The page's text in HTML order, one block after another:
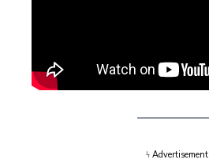
ϟ Advertisement